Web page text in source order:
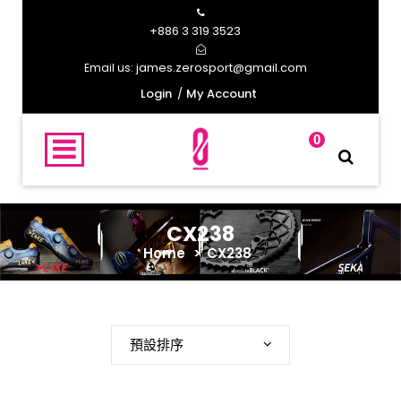
+886 3 319 3523
Email us: james.zerosport@gmail.com
Login
My Account
0
CX238
Home >CX238
預設排序